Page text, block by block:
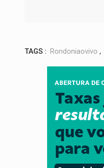
TAGS : Rondoniaovivo ,